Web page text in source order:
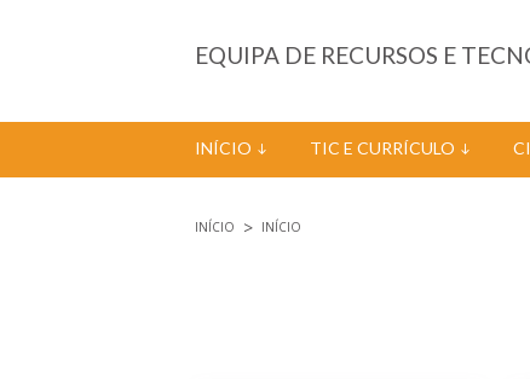
EQUIPA DE RECURSOS E
INÍCIO TIC E CURRÍCULO
INÍCIO INÍCIO